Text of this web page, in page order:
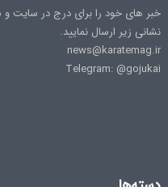
خبر های خود را برای درج در سایت و
نشانی زیر ارسال نمایید.
news@karatemag.ir
Telegram: @gojukai